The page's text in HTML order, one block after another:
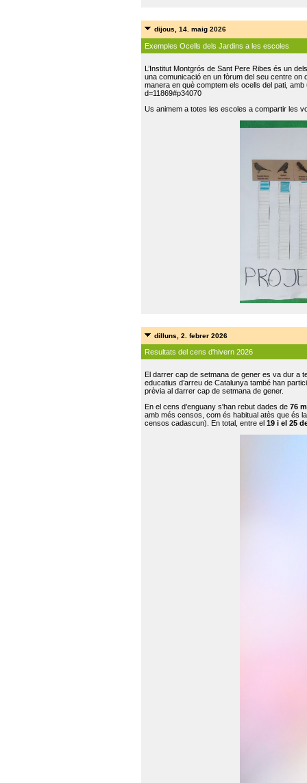
dijous, 14. maig 2026
Exemples Ocells dels Jardins a les escoles
L’Institut Montgrós de Sant Pere Ribes és un
una comunicació en un fòrum del seu centre on
manera en què comptem els ocells del pati,
d=11869#p34070
Us animem a totes les escoles a compartir les
dilluns, 2. febrer 2026
Resultats del cens d'hivern 2026
El darrer cap de setmana de gener es va dur a
educatius d’arreu de Catalunya també han
prèvia al darrer cap de setmana de gener.
En el cens d’enguany s'han rebut dades de 76
amb més censos, com és habitual atès que és
censos cadascun). En total, entre el 19 i el 25